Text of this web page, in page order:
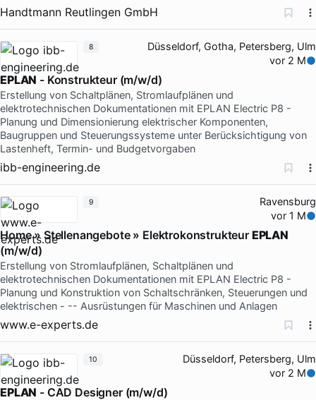
Handtmann Reutlingen GmbH
Düsseldorf, Gotha, Petersberg, Ulm
vor 2 M
EPLAN - Konstrukteur (m/w/d)
Erstellung von Schaltplänen, Stromlaufplänen und
elektrotechnischen Dokumentationen mit EPLAN Electric P8 -
Planung und Dimensionierung elektrischer Komponenten,
Baugruppen und Steuerungssysteme unter Berücksichtigung von
Lastenheft, Termin- und Budgetvorgaben
ibb-engineering.de
8
Ravensburg
vor 1 M
Home » Stellenangebote » Elektrokonstrukteur EPLAN
(m/w/d)
Erstellung von Stromlaufplänen, Schaltplänen und
elektrotechnischen Dokumentationen mit EPLAN Electric P8 -
Planung und Konstruktion von Schaltschränken, Steuerungen und
elektrischen - -- Ausrüstungen für Maschinen und Anlagen
www.e-experts.de
9
Düsseldorf, Petersberg, Ulm
vor 2 M
EPLAN - CAD Designer (m/w/d)
10